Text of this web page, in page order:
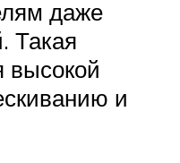
даже
Такая
высокой
и